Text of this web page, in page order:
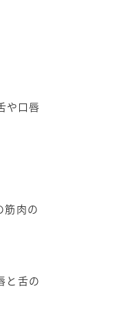
や口唇
筋肉の
と舌の